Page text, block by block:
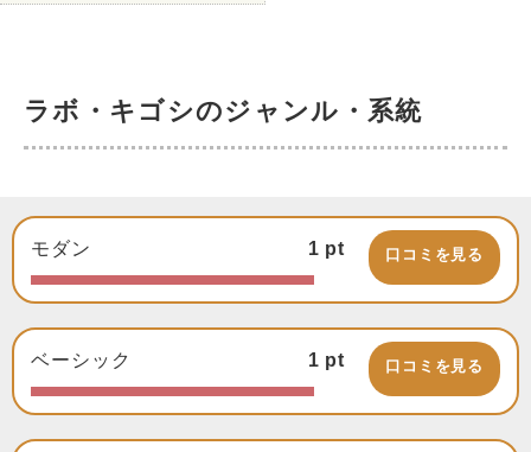
ラボ・キゴシのジャンル・系統
モダン 1 pt 口コミを見る
ベーシック 1 pt 口コミを見る